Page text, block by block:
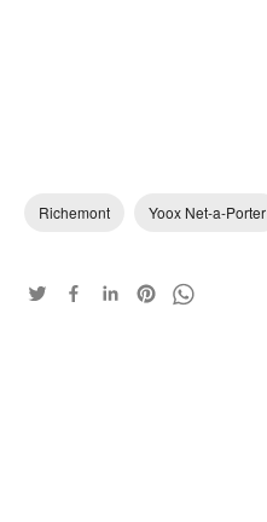
Richemont Yoox Net-a-Porter